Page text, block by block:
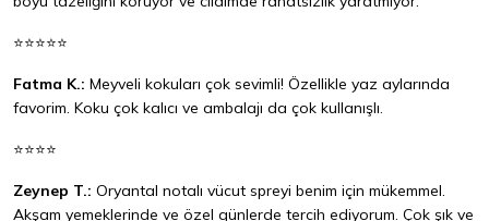
⭐⭐⭐⭐⭐
Fatma K.: Meyveli kokuları çok sevimli! Özellikle yaz aylarında
favorim. Koku çok kalıcı ve ambalajı da çok kullanışlı.
⭐⭐⭐⭐
Zeynep T.: Oryantal notalı vücut spreyi benim için mükemmel.
Akşam yemeklerinde ve özel günlerde tercih ediyorum. Çok şık ve